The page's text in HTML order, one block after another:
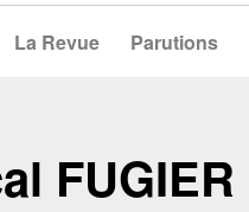
La Revue Parutions
FUGIER